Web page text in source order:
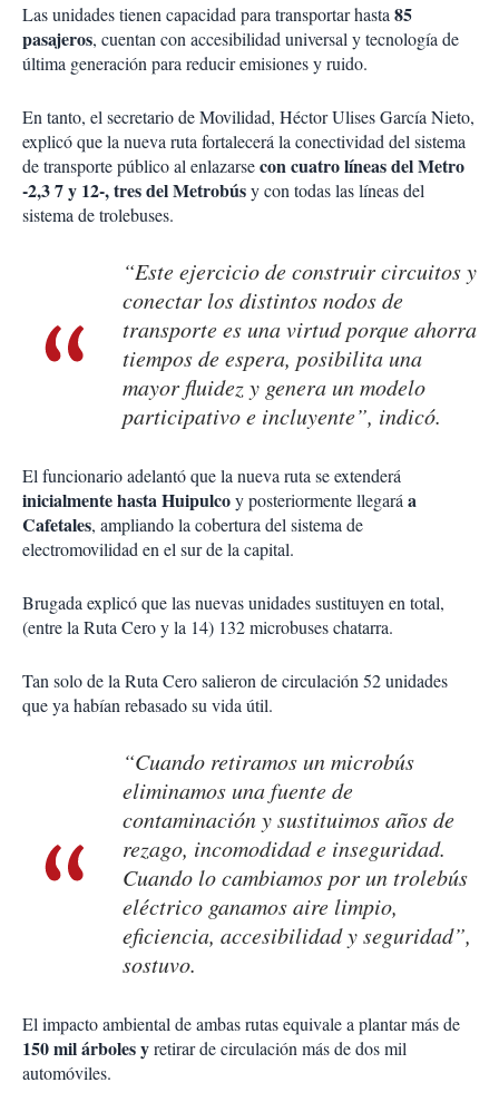
Las unidades tienen capacidad para transportar hasta85
pasajeros, cuentan con accesibilidad universal y tecnología de
última generación para reducir emisiones y ruido.
En tanto, el secretario de Movilidad, Héctor Ulises García Nieto,
explicó que la nueva ruta fortalecerá la conectividad del sistema
de transporte público al enlazarsecon cuatro líneas del Metro
-2,3 7 y 12-,tres del Metrobúsy con todas las líneas del
sistema de trolebuses.
“Este ejercicio de construir circuitos y
conectar los distintos nodos de
transporte es una virtud porque ahorra
tiempos de espera, posibilita una
mayor fluidez y genera un modelo
participativo e incluyente”, indicó.
El funcionario adelantó que la nueva ruta se extenderá
inicialmente hasta Huipulcoy posteriormente llegaráa
Cafetales, ampliando la cobertura del sistema de
electromovilidad en el sur de la capital.
Brugada explicó que las nuevas unidades sustituyen en total,
(entre la Ruta Cero y la 14) 132 microbuses chatarra.
Tan solo de la Ruta Cero salieron de circulación 52 unidades
que ya habían rebasado su vida útil.
“Cuando retiramos un microbús
eliminamos una fuente de
contaminación y sustituimos años de
rezago, incomodidad e inseguridad.
Cuando lo cambiamos por un trolebús
eléctrico ganamos aire limpio,
eficiencia, accesibilidad y seguridad”,
sostuvo.
El impacto ambiental de ambas rutas equivale a plantar más de
150 mil árboles yretirar de circulación más de dos mil
automóviles.